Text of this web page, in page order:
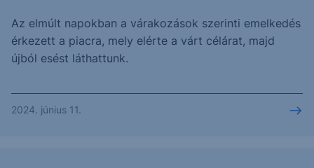
Az elmúlt napokban a várakozások szerinti emelkedés
érkezett a piacra, mely elérte a várt célárat, majd
újból esést láthattunk.
2024. június 11.